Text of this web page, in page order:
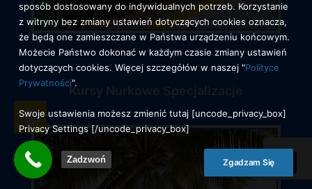
Kursy Nurkowe Specjalizacje
Zadzwoń
sposób dostosowany do indywidualnych potrzeb. Korzystanie
z witryny bez zmiany ustawień dotyczących cookies oznacza,
że będą one zamieszczane w Państwa urządzeniu końcowym.
Możecie Państwo dokonać w każdym czasie zmiany ustawień
dotyczących cookies. Więcej szczegółów w naszej "Polityce
Prywatności".
Swoje ustawienia możesz zmienić tutaj [uncode_privacy_box]
Privacy Settings [/uncode_privacy_box]
Zgadzam Się